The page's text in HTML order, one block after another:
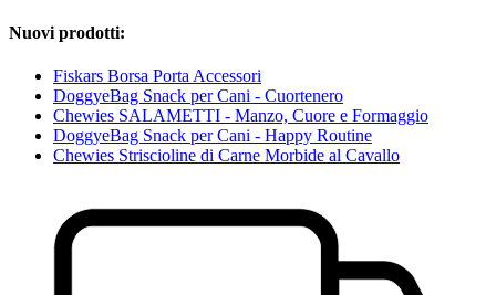
Nuovi prodotti:
Fiskars Borsa Porta Accessori
DoggyeBag Snack per Cani - Cuortenero
Chewies SALAMETTI - Manzo, Cuore e Formaggio
DoggyeBag Snack per Cani - Happy Routine
Chewies Striscioline di Carne Morbide al Cavallo